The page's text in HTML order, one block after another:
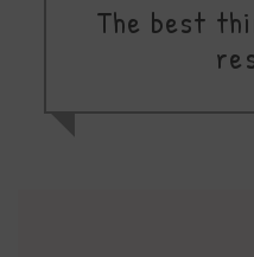
The best